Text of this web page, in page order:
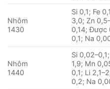
Nhôm
1430
Si 0,1; Fe
3,0; Zn
0,14; Được
0,1; Na
Nhôm
1440
Si
1,9; Mn
0,1; Li
0,2; Na